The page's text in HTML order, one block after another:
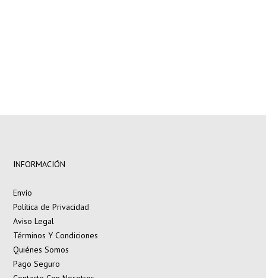
INFORMACIÓN
Envío
Política de Privacidad
Aviso Legal
Términos Y Condiciones
Quiénes Somos
Pago Seguro